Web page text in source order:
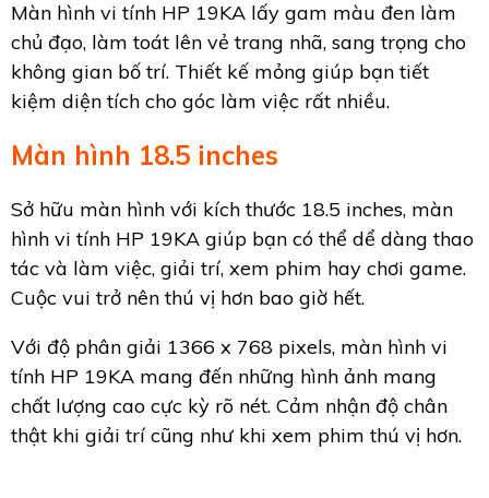
Màn hình vi tính HP 19KA lấy gam màu đen làm
chủ đạo, làm toát lên vẻ trang nhã, sang trọng cho
không gian bố trí. Thiết kế mỏng giúp bạn tiết
kiệm diện tích cho góc làm việc rất nhiều.
Màn hình 18.5 inches
Sở hữu màn hình với kích thước 18.5 inches, màn
hình vi tính HP 19KA giúp bạn có thể dể dàng thao
tác và làm việc, giải trí, xem phim hay chơi game.
Cuộc vui trở nên thú vị hơn bao giờ hết.
Với độ phân giải 1366 x 768 pixels, màn hình vi
tính HP 19KA mang đến những hình ảnh mang
chất lượng cao cực kỳ rõ nét. Cảm nhận độ chân
thật khi giải trí cũng như khi xem phim thú vị hơn.